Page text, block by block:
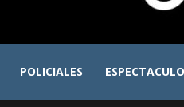
POLICIALES